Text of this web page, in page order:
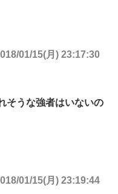
01/15(月) 23:17:30
そうな強者はいないの
01/15(月) 23:19:44